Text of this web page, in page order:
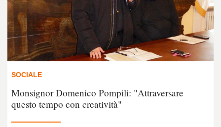
SOCIALE
Monsignor Domenico Pompili: "Attraversare
questo tempo con creatività"